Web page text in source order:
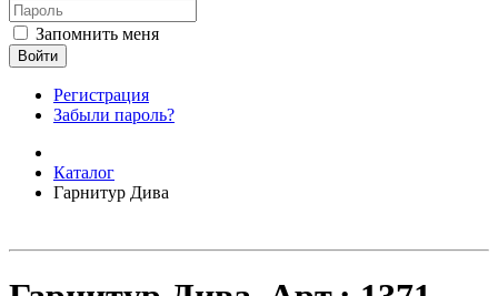
Запомнить меня
Войти
Регистрация
Забыли пароль?
Каталог
Гарнитур Дива